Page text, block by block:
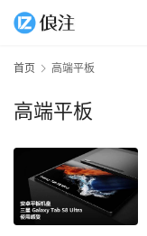
首页 高端平板
高端平板